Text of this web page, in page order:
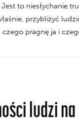
to niesłychanie
przybliżyć
czego pragnę ja i
ludzi